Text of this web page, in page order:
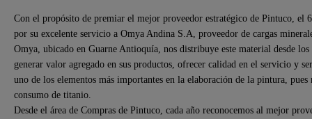
Con el propósito de premiar el mejor proveedor estratégico de Pintuco, el
por su excelente servicio a Omya Andina S.A, proveedor de cargas
Omya, ubicado en Guarne Antioquía, nos distribuye este material desde
generar valor agregado en sus productos, ofrecer calidad en el servicio y
uno de los elementos más importantes en la elaboración de la pintura,
consumo de titanio.
Desde el área de Compras de Pintuco, cada año reconocemos al mejor